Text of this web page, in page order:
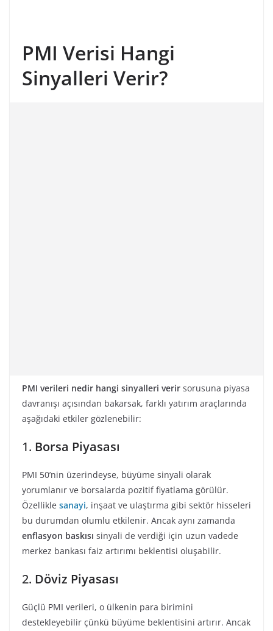
PMI Verisi Hangi
Sinyalleri Verir?
PMI verileri nedir hangi sinyalleri verir sorusuna piyasa
davranışı açısından bakarsak, farklı yatırım araçlarında
aşağıdaki etkiler gözlenebilir:
1. Borsa Piyasası
PMI 50’nin üzerindeyse, büyüme sinyali olarak
yorumlanır ve borsalarda pozitif fiyatlama görülür.
Özellikle sanayi, inşaat ve ulaştırma gibi sektör hisseleri
bu durumdan olumlu etkilenir. Ancak aynı zamanda
enflasyon baskısı sinyali de verdiği için uzun vadede
merkez bankası faiz artırımı beklentisi oluşabilir.
2. Döviz Piyasası
Güçlü PMI verileri, o ülkenin para birimini
destekleyebilir çünkü büyüme beklentisini artırır. Ancak